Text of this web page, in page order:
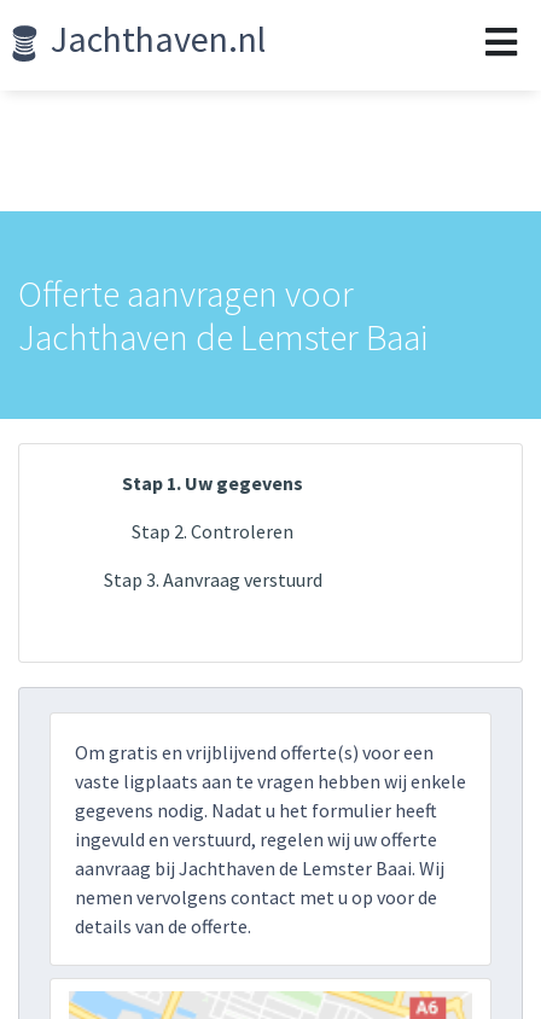
Jachthaven.nl
Offerte aanvragen voor
Jachthaven de Lemster Baai
Stap 1. Uw gegevens
Stap 2. Controleren
Stap 3. Aanvraag verstuurd
Om gratis en vrijblijvend offerte(s) voor een
vaste ligplaats aan te vragen hebben wij enkele
gegevens nodig. Nadat u het formulier heeft
ingevuld en verstuurd, regelen wij uw offerte
aanvraag bij Jachthaven de Lemster Baai. Wij
nemen vervolgens contact met u op voor de
details van de offerte.